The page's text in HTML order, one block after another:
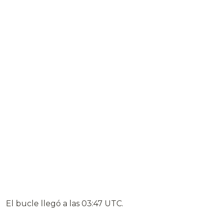
El bucle llegó a las 03:47 UTC.